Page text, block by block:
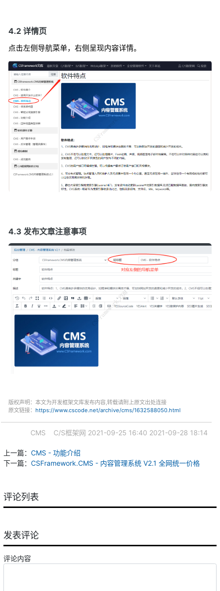
4.2 详情页
点击左侧导航菜单，右侧呈现内容详情。
4.3 发布文章注意事项
版权声明：本文为开发框架文库发布内容,转载请附上原文出处连接
原文链接： https://www.cscode.net/archive/cms/1632588050.html
CMS C/S框架网 2021-09-25 16:40 2021-09-28 18:14
上一篇： CMS - 功能介绍
下一篇： CSFramework.CMS - 内容管理系统 V2.1 全网统一价格
评论列表
发表评论
评论内容